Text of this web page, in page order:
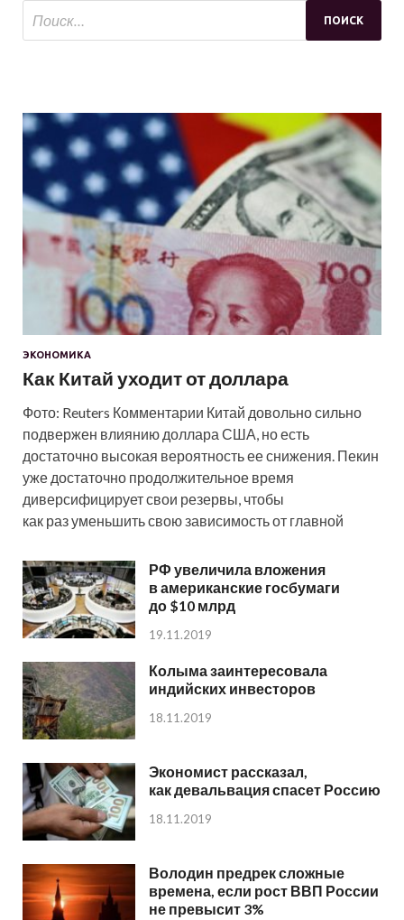
ЭКОНОМИКА
Как Китай уходит от доллара
Фото: Reuters Комментарии Китай довольно сильно
подвержен влиянию доллара США, но есть
достаточно высокая вероятность ее снижения. Пекин
уже достаточно продолжительное время
диверсифицирует свои резервы, чтобы
как раз уменьшить свою зависимость от главной
РФ увеличила вложения
в американские госбумаги
до $10 млрд
19.11.2019
Колыма заинтересовала
индийских инвесторов
18.11.2019
Экономист рассказал,
как девальвация спасет Россию
18.11.2019
Володин предрек сложные
времена, если рост ВВП России
не превысит 3%